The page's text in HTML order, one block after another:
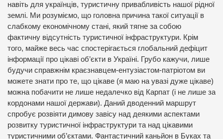
навіть для українців, туристичну привабливість нашої рідної
землі. Ми розуміємо, що головна причина такої ситуації в
слабкому економічному стані, який тягне за собою
фактичну відсутність туристичної інфраструктури. Крім
того, майже весь час спостерігається глобальний дефіцит
інформації про цікаві об’єкти в Україні. Грубо кажучи, лише
будучи справжнім краєзнавцем-ентузіастом-патріотом ви
можете знати про те, що цікаве (я маю на увазі дуже цікаве)
можна побачити не лише недалечко від Карпат (і не лише за
кордонами нашої держави). Даний дводенний маршрут
спробує розвіяти димову завісу над деякими аспектами
розвитку туристичної інфраструктури та над цікавими
туристичними об’єктами. Фантастичний каньйон в Буках та